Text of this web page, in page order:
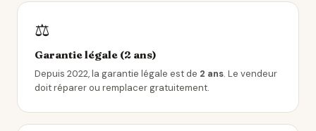
⚖️
Garantie légale (2 ans)
Depuis 2022, la garantie légale est de 2 ans. Le vendeur
doit réparer ou remplacer gratuitement.